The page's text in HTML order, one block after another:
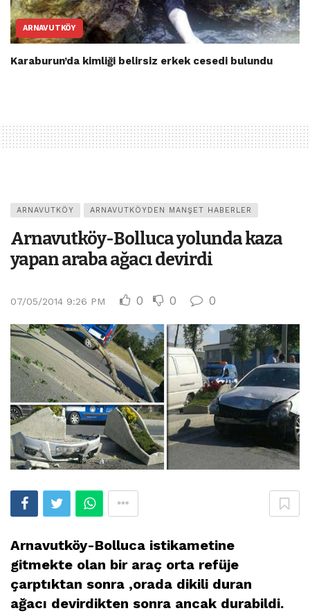
ARNAVUTKÖY
Karaburun’da kimliği belirsiz erkek cesedi bulundu
ARNAVUTKÖY ARNAVUTKÖYDEN MANŞET HABERLER
Arnavutköy-Bolluca yolunda kaza
yapan araba ağacı devirdi
07/05/2014 9:26 PM 0 0 0
Arnavutköy-Bolluca istikametine
gitmekte olan bir araç orta refüje
çarptıktan sonra ,orada dikili duran
ağacı devirdikten sonra ancak durabildi.